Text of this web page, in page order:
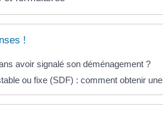
!
avoir signalé son déménagement ?
ou fixe (SDF) : comment obtenir